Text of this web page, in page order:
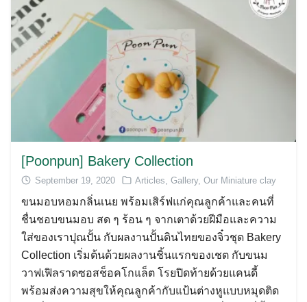
[Poonpun] Bakery Collection
September 19, 2020 Articles, Gallery, Our Miniature clay
ขนมอบหอมกลิ่นเนย พร้อมเสิร์ฟแก่คุณลูกค้าและคนที่
ชื่นชอบขนมอบ สด ๆ ร้อน ๆ จากเตาด้วยฝีมือและความ
ใส่ของเราปุณปั้น กับผลงานปั้นดินไทยของจิ๋วชุด Bakery
Collection เริ่มต้นด้วยผลงานชิ้นแรกของเชต กับขนม
วาฟเฟิลราดซอสช็อคโกแล็ต โรยปิดท้ายด้วยแคนดี้
พร้อมส่งความสุขให้คุณลูกค้ากับแป้นต่างหูแบบหมุดติด